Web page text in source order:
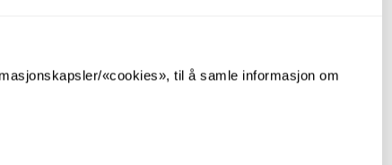
«cookies», til å samle informasjon om